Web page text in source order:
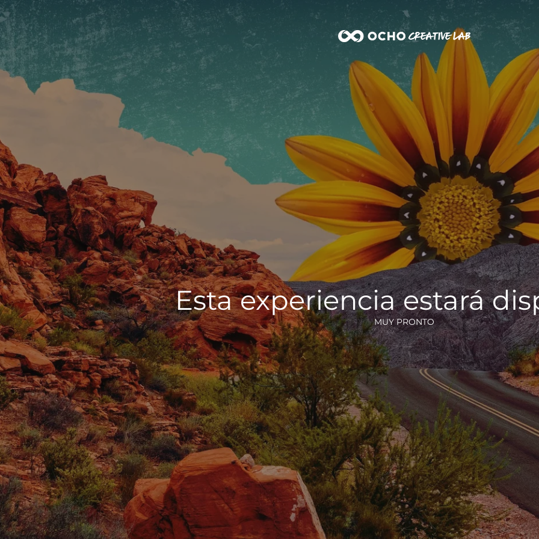
Esta experiencia estará
MUY PRONTO